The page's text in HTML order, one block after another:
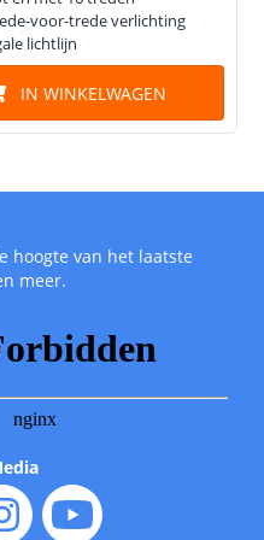
voor-trede verlichting
lichtlijn
IN WINKELWAGEN
hoogte van het laatste
meer.